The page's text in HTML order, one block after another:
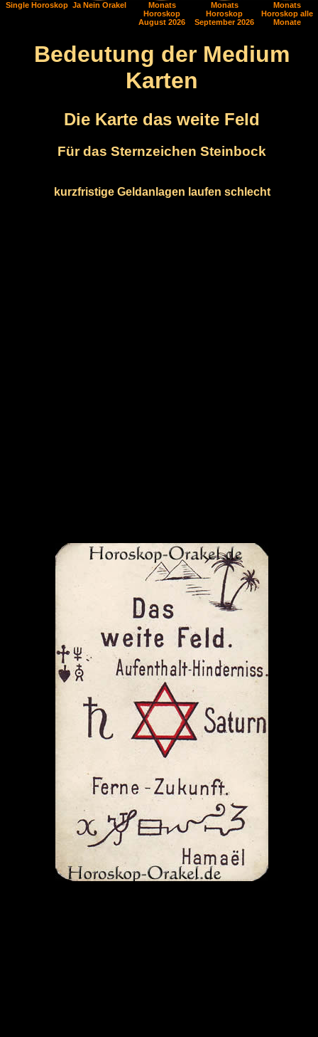
Single Horoskop Ja Nein Orakel
Monats
Horoskop
August 2026
Monats
Horoskop
September 2026
Monats
Horoskop alle
Monate
Bedeutung der Medium
Karten
Die Karte das weite Feld
Für das Sternzeichen Steinbock
kurzfristige Geldanlagen laufen schlecht